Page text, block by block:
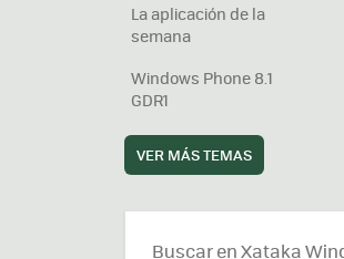
La aplicación de la
semana
Windows Phone 8.1
GDR1
VER MÁS TEMAS